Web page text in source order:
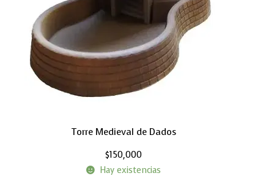
Torre Medieval de Dados
$150,000
Hay existencias